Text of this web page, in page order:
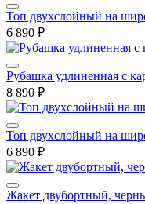
Топ двухслойный на
6 890 ₽
Рубашка удлиненная с
8 890 ₽
Топ двухслойный на
6 890 ₽
Жакет двубортный,